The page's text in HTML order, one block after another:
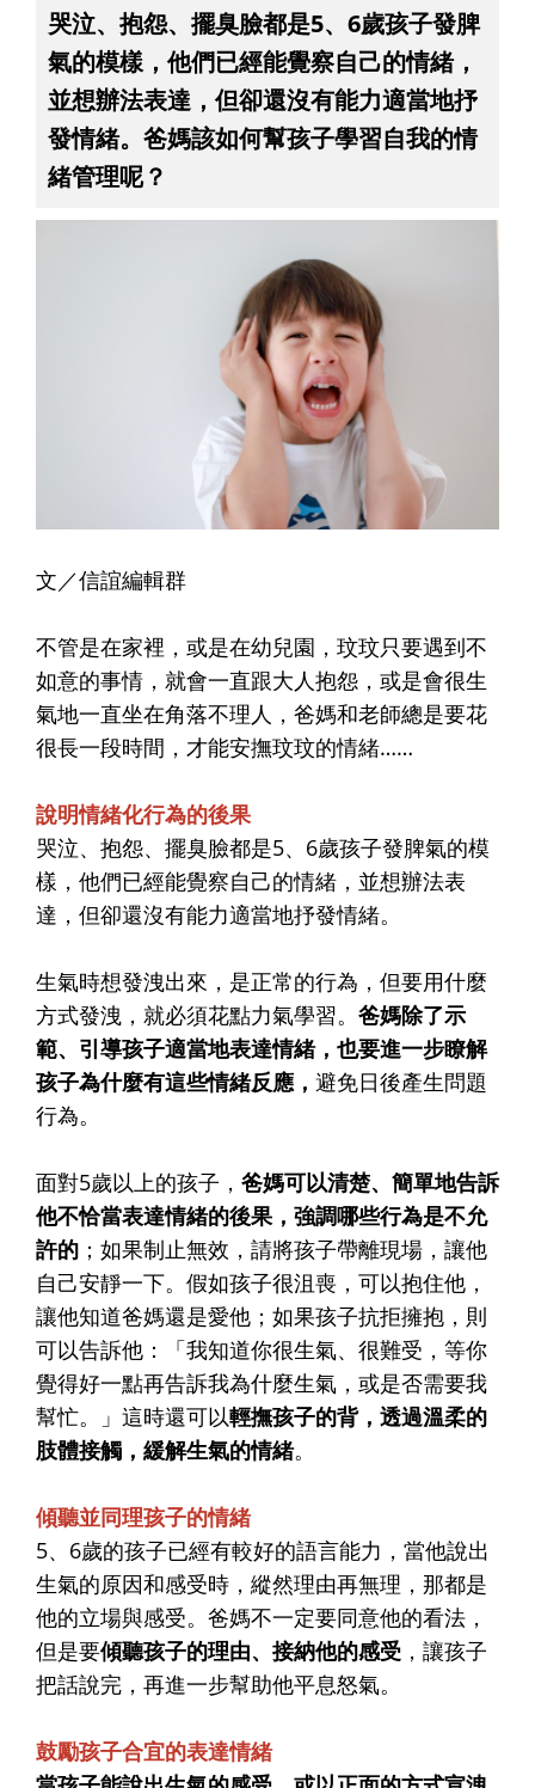
哭泣、抱怨、擺臭臉都是5、6歲孩子發脾
氣的模樣，他們已經能覺察自己的情緒，
並想辦法表達，但卻還沒有能力適當地抒
發情緒。爸媽該如何幫孩子學習自我的情
緒管理呢？
文／信誼編輯群
不管是在家裡，或是在幼兒園，玟玟只要遇到不
如意的事情，就會一直跟大人抱怨，或是會很生
氣地一直坐在角落不理人，爸媽和老師總是要花
很長一段時間，才能安撫玟玟的情緒……
說明情緒化行為的後果
哭泣、抱怨、擺臭臉都是5、6歲孩子發脾氣的模
樣，他們已經能覺察自己的情緒，並想辦法表
達，但卻還沒有能力適當地抒發情緒。
生氣時想發洩出來，是正常的行為，但要用什麼
方式發洩，就必須花點力氣學習。 爸媽除了示
範、引導孩子適當地表達情緒，也要進一步瞭解
孩子為什麼有這些情緒反應， 避免日後產生問題
行為。
面對5歲以上的孩子， 爸媽可以清楚、簡單地告訴
他不恰當表達情緒的後果，強調哪些行為是不允
許的 ；如果制止無效，請將孩子帶離現場，讓他
自己安靜一下。假如孩子很沮喪，可以抱住他，
讓他知道爸媽還是愛他；如果孩子抗拒擁抱，則
可以告訴他：「我知道你很生氣、很難受，等你
覺得好一點再告訴我為什麼生氣，或是否需要我
幫忙。」這時還可以輕撫孩子的背，透過溫柔的
肢體接觸，緩解生氣的情緒。
傾聽並同理孩子的情緒
5、6歲的孩子已經有較好的語言能力，當他說出
生氣的原因和感受時，縱然理由再無理，那都是
他的立場與感受。爸媽不一定要同意他的看法，
但是要傾聽孩子的理由、接納他的感受 ，讓孩子
把話說完，再進一步幫助他平息怒氣。
鼓勵孩子合宜的表達情緒